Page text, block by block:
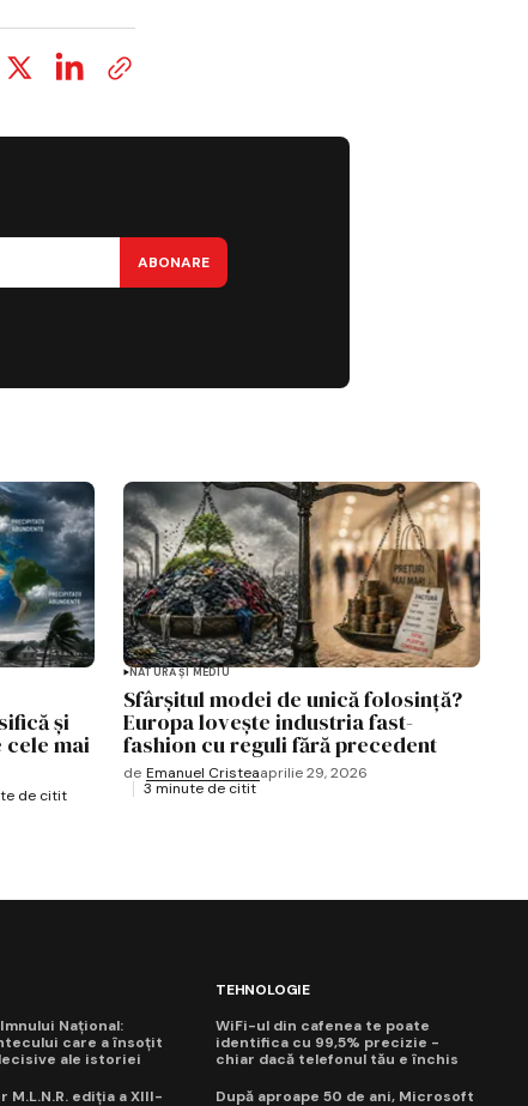
ABONARE
și
cele mai
de citit
NATURĂ ȘI MEDIU
Sfârșitul modei de unică folosință?
Europa lovește industria fast-
fashion cu reguli fără precedent
de Emanuel Cristeaaprilie 29, 2026
3 minute de citit
Național:
care a însoțit
ale istoriei
M.L.N.R. ediția a XIII-
TEHNOLOGIE
WiFi-ul din cafenea te poate
identifica cu 99,5% precizie -
chiar dacă telefonul tău e închis
După aproape 50 de ani, Microsoft